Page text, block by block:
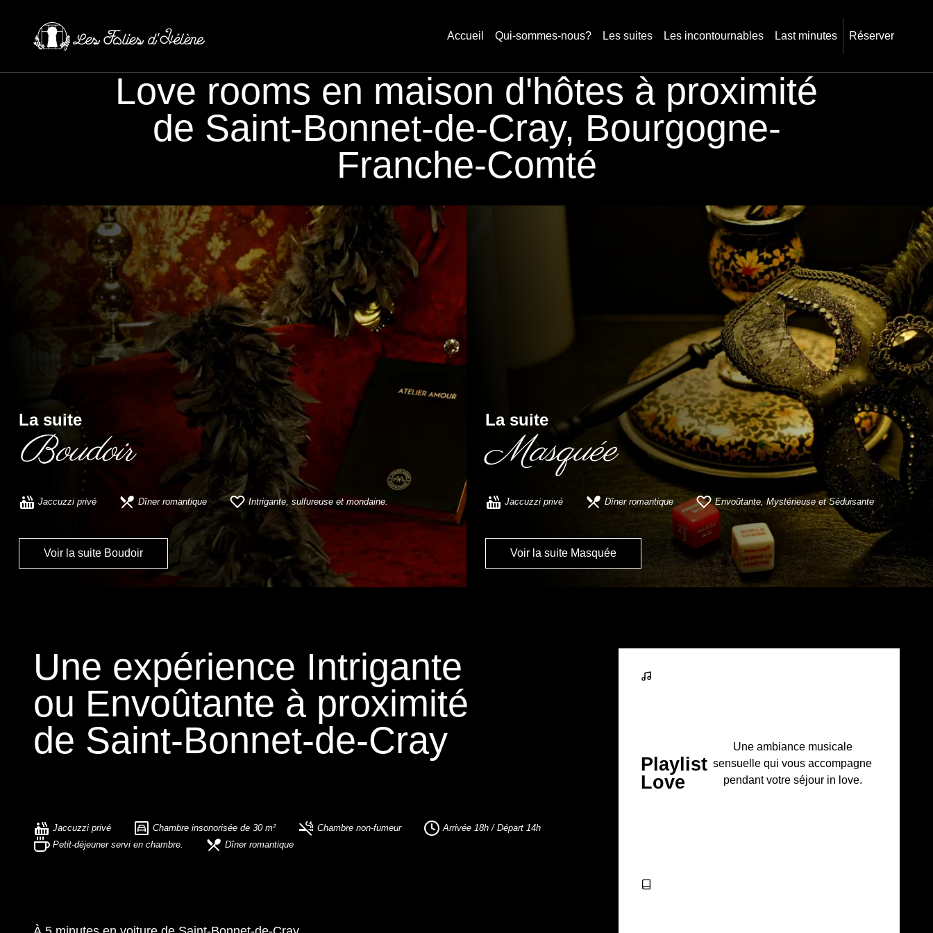
Accueil Qui-sommes-nous? Les suites Les incontournables Last minutes Réserver
Love rooms en maison d'hôtes à proximité
de Saint-Bonnet-de-Cray, Bourgogne-
Franche-Comté
La suite
Boudoir
Jaccuzzi privé Dîner romantique Intrigante, sulfureuse et mondaine.
Voir la suite Boudoir
La suite
Masquée
Jaccuzzi privé Dîner romantique Envoûtante, Mystérieuse et Séduisante
Voir la suite Masquée
Une expérience Intrigante
ou Envoûtante à proximité
de Saint-Bonnet-de-Cray
Jaccuzzi privé Chambre insonorisée de 30 m² Chambre non-fumeur
Arrivée 18h / Départ 14h
Petit-déjeuner servi en chambre.
Dîner romantique
Playlist
Love
Une ambiance musicale
sensuelle qui vous accompagne
pendant votre séjour in love.